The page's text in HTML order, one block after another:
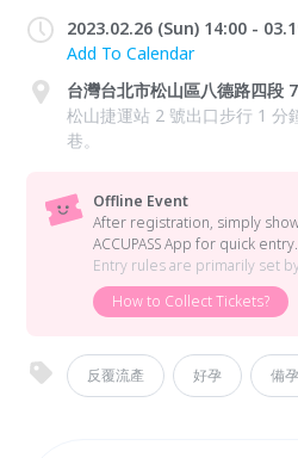
2023.02.26 (Sun) 14:00 -
Add To Calendar
台灣台北市松山區八德路四段
松山捷運站 2 號出口步行 1 分
巷。
Offline Event
After registration, simply
ACCUPASS App for quick entry.
Entry rules are primarily set
How to Collect Tickets?
反覆流產 好孕 備孕